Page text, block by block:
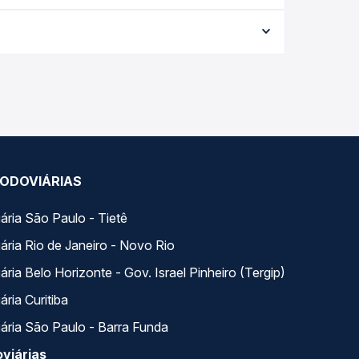
real e garante a melhor oferta para o seu
São Paulo - Tietê
Rio de Janeiro - Novo Rio
Belo Horizonte - Gov. Israel Pinheiro (Tergip)
Curitiba
São Paulo - Barra Funda